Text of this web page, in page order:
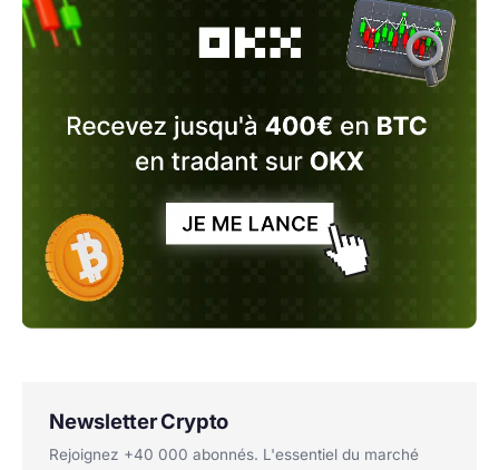
Newsletter Crypto
Rejoignez +40 000 abonnés. L'essentiel du marché